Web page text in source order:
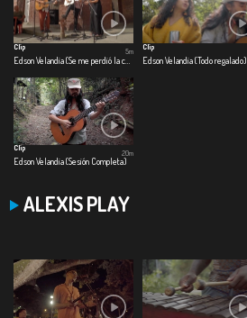
Clip
5m
Clip
Edson Velandia (Todo regalado)
Clip
Edson Velandia (Sesión Completa)
20m
ALEXIS PLAY